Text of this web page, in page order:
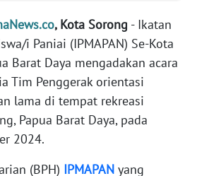
, Kota Sorong - Ikatan
i Paniai (IPMAPAN) Se-Kota
Barat Daya mengadakan acara
Tim Penggerak orientasi
lama di tempat rekreasi
Papua Barat Daya, pada
2024.
(BPH) IPMAPAN yang